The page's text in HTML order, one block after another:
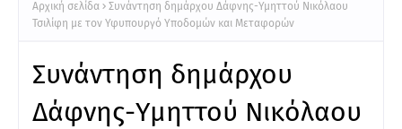
Αρχική σελίδα
Συνάντηση δημάρχου Δάφνης-Υμηττού Νικόλαου
Τσιλίφη με τον Υφυπουργό Υποδομών και Μεταφορών
Συνάντηση δημάρχου
Δάφνης-Υμηττού Νικόλαου